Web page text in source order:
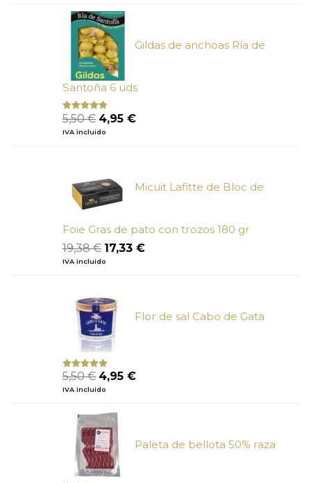
era:
6,73 €.
Gildas de anchoas Ría de
Santoña 6 uds
Valorado
con
de 5
5,50€ El
precio
4,95 €El
IVA incluido
Micuit Lafitte de Bloc de
Foie Gras de pato con trozos 180 gr
19,38€ El
precio
19,38 €.
17,33 €El
IVA incluido
Flor de sal Cabo de Gata
Valorado
con
de
5
5,50€ El
precio
era:
5,50 €.
4,95 €El
IVA incluido
Paleta de bellota 50% raza